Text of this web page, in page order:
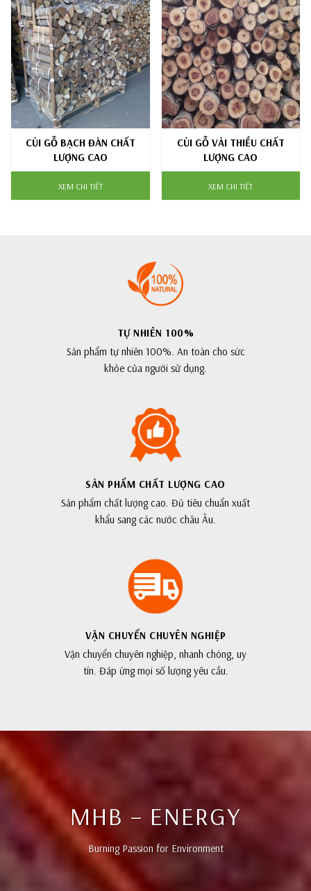
CỦI GỖ BẠCH ĐÀN CHẤT
LƯỢNG CAO
XEM CHI TIẾT
CỦI GỖ VẢI THIỀU CHẤT
LƯỢNG CAO
XEM CHI TIẾT
TỰ NHIÊN 100%
Sản phẩm tự nhiên 100%. An toàn cho sức
khỏe của người sử dụng.
SẢN PHẨM CHẤT LƯỢNG CAO
Sản phẩm chất lượng cao. Đủ tiêu chuẩn xuất
khẩu sang các nước châu Âu.
VẬN CHUYỂN CHUYÊN NGHIỆP
Vận chuyển chuyên nghiệp, nhanh chóng, uy
tín. Đáp ứng mọi số lượng yêu cầu.
MHB – ENERGY
Burning Passion for Environment